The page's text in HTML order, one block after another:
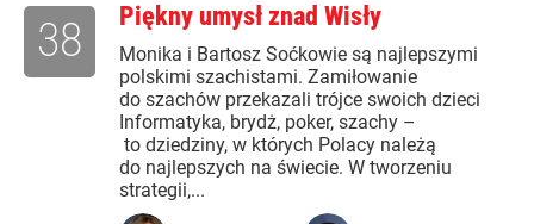
Piękny umysł znad Wisły
Monika i Bartosz Soćkowie są najlepszymi
polskimi szachistami. Zamiłowanie
do szachów przekazali trójce swoich dzieci
Informatyka, brydż, poker, szachy –
to dziedziny, w których Polacy należą
do najlepszych na świecie. W tworzeniu
strategii,...
38